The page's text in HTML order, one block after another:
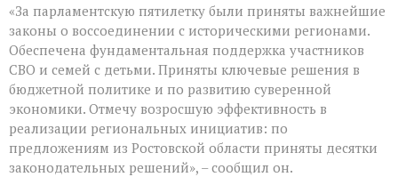
сессии,
ставшее
последним
для
VIII
созыва
«За парламентскую пятилетку были приняты важнейшие
законы о воссоединении с историческими регионами.
Обеспечена фундаментальная поддержка участников
СВО и семей с детьми. Приняты ключевые решения в
бюджетной политике и по развитию суверенной
экономики. Отмечу возросшую эффективность в
реализации региональных инициатив: по
предложениям из Ростовской области приняты десятки
законодательных решений», – сообщил он.